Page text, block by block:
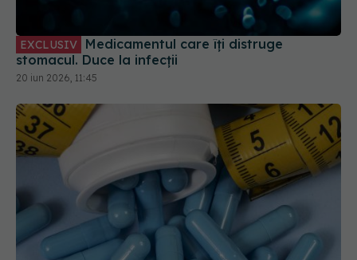
EXCLUSIV
stomacul. Duce la infecții
20 iun 2026, 11:45